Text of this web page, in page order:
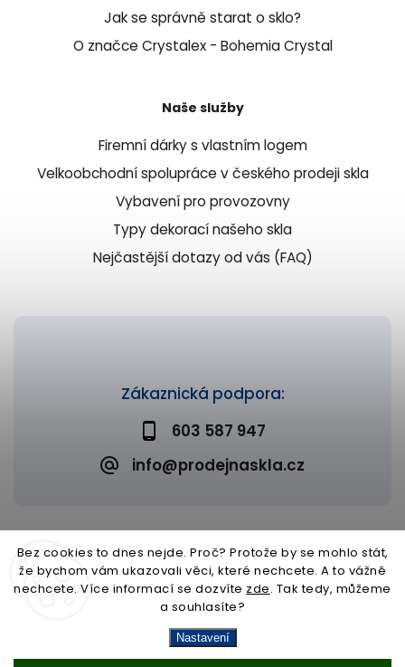
Bez cookies to dnes nejde. Proč? Protože by se mohlo stát,
že bychom vám ukazovali věci, které nechcete. A to vážně
nechcete. Více informací se dozvíte zde. Tak tedy, můžeme
a souhlasíte?
Nastavení
Zákaznická podpora:
603 587 947
info@prodejnaskla.cz
Jak se správně starat o sklo?
O značce Crystalex - Bohemia Crystal
Naše služby
Firemní dárky s vlastním logem
Velkoobchodní spolupráce v českého prodeji skla
Vybavení pro provozovny
Typy dekorací našeho skla
Nejčastější dotazy od vás (FAQ)
Copyright 2026Prodejna skla. Všechna práva vyhrazena.
Upravit nastavení cookies
Shoptet| Design